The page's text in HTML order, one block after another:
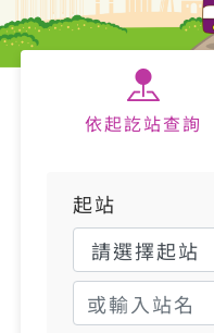
依起訖站查詢
起站